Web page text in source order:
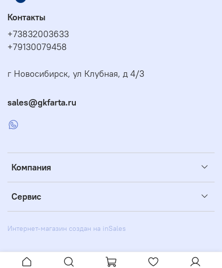
Компания
Сервис
Контакты
+73832003633
+79130079458
г Новосибирск, ул Клубная, д 4/3
sales@gkfarta.ru
Интернет-магазин создан на inSales